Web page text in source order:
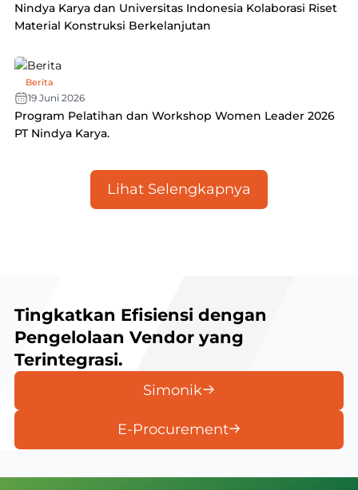
Nindya Karya dan Universitas Indonesia Kolaborasi Riset
Material Konstruksi Berkelanjutan
Berita
19 Juni 2026
Program Pelatihan dan Workshop Women Leader 2026
PT Nindya Karya.
Lihat Selengkapnya
Tingkatkan Efisiensi dengan
Pengelolaan Vendor yang
Terintegrasi.
Simonik
E-Procurement